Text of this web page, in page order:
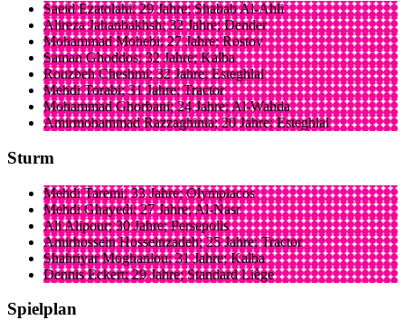
Saeid Ezatolahi; 29 Jahre; Shabab Al-Ahli
Alireza Jahanbakhsh; 32 Jahre; Dender
Mohammad Mohebi; 27 Jahre; Rostov
Saman Ghoddos; 32 Jahre; Kalba
Rouzbeh Cheshmi; 32 Jahre; Esteghlal
Mehdi Torabi; 31 Jahre; Tractor
Mohammad Ghorbani; 24 Jahre; Al-Wahda
Amirmohammad Razzaghinia; 20 Jahre; Esteghlal
Sturm
Mehdi Taremi; 33 Jahre; Olympiacos
Mehdi Ghayedi; 27 Jahre; Al-Nasr
Ali Alipour; 30 Jahre; Persepolis
Amirhossein Hosseinzadeh; 25 Jahre; Tractor
Shahriyar Moghanlou; 31 Jahre; Kalba
Dennis Eckert; 29 Jahre; Standard Liège
Spielplan